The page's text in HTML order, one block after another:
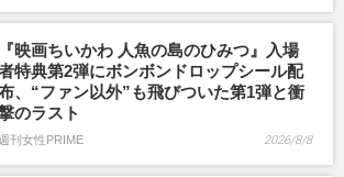
『映画ちいかわ 人魚の島のひみつ』入場
特典第2弾にボンボンドロップシール配
、“ファン以外”も飛びついた第1弾と衝
のラスト
刊女性PRIME 2026/8/8